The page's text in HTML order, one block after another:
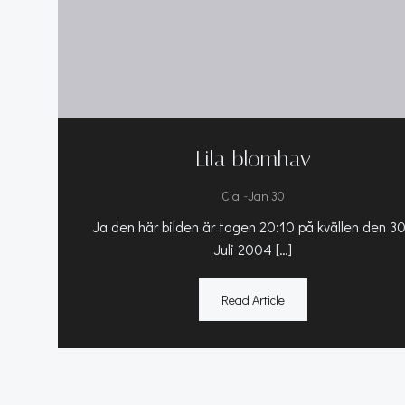
Lila blomhav
Cia -Jan 30
Ja den här bilden är tagen 20:10 på kvällen den
Juli 2004 […]
Read Article